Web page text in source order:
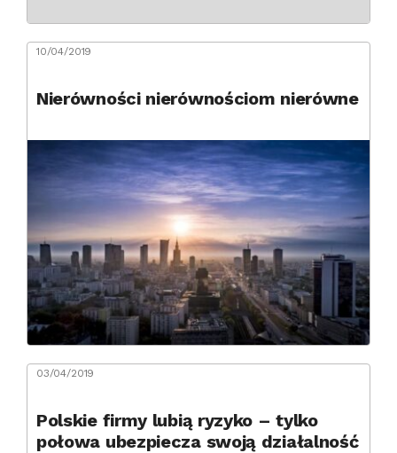
10/04/2019
Nierówności nierównościom nierówne
03/04/2019
Polskie firmy lubią ryzyko – tylko
połowa ubezpiecza swoją działalność